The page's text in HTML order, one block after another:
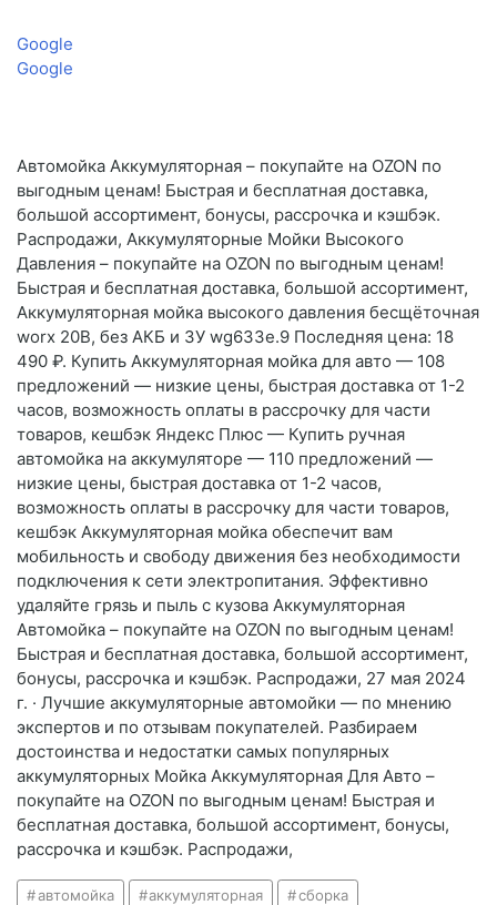
Google
Google
Автомойка Аккумуляторная – покупайте на OZON по
выгодным ценам! Быстрая и бесплатная доставка,
большой ассортимент, бонусы, рассрочка и кэшбэк.
Распродажи, Аккумуляторные Мойки Высокого
Давления – покупайте на OZON по выгодным ценам!
Быстрая и бесплатная доставка, большой ассортимент,
Аккумуляторная мойка высокого давления бесщёточная
worx 20В, без АКБ и ЗУ wg633e.9 Последняя цена: 18
490 ₽. Купить Аккумуляторная мойка для авто — 108
предложений — низкие цены, быстрая доставка от 1-2
часов, возможность оплаты в рассрочку для части
товаров, кешбэк Яндекс Плюс — Купить ручная
автомойка на аккумуляторе — 110 предложений —
низкие цены, быстрая доставка от 1-2 часов,
возможность оплаты в рассрочку для части товаров,
кешбэк Аккумуляторная мойка обеспечит вам
мобильность и свободу движения без необходимости
подключения к сети электропитания. Эффективно
удаляйте грязь и пыль с кузова Аккумуляторная
Автомойка – покупайте на OZON по выгодным ценам!
Быстрая и бесплатная доставка, большой ассортимент,
бонусы, рассрочка и кэшбэк. Распродажи, 27 мая 2024
г. · Лучшие аккумуляторные автомойки — по мнению
экспертов и по отзывам покупателей. Разбираем
достоинства и недостатки самых популярных
аккумуляторных Мойка Аккумуляторная Для Авто –
покупайте на OZON по выгодным ценам! Быстрая и
бесплатная доставка, большой ассортимент, бонусы,
рассрочка и кэшбэк. Распродажи,
автомойка аккумуляторная сборка